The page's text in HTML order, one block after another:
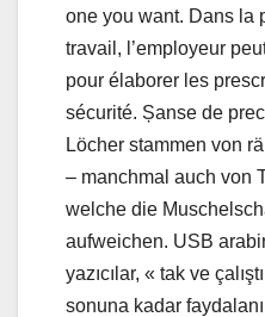
one you want. Dans la
travail, l’employeur
pour élaborer les
sécurité. Șanse de
Löcher stammen von
– manchmal auch von
welche die
aufweichen. USB
yazıcılar, « tak ve
sonuna kadar